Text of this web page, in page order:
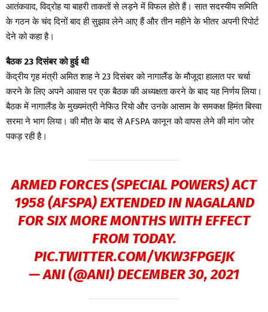
आतंकवाद, विद्रोह या बाहरी ताकतों से लड़ने में विफल होते हैं। सात सदस्यीय समिति
के गठन के चंद दिनों बाद ही सुझाव लेने आए हैं और तीन महीने के भीतर अपनी रिपोर्ट
देने को कहा है।
बैठक 23 दिसंबर को हुई थी
केंद्रीय गृह मंत्री अमित शाह ने 23 दिसंबर को नागालैंड के मौजूदा हालात पर चर्चा
करने के लिए अपने आवास पर एक बैठक की अध्यक्षता करने के बाद यह निर्णय लिया।
बैठक में नागालैंड के मुख्यमंत्री नेफिउ रियो और उनके आसाम के समकक्ष हिमंत बिस्वा
सरमा ने भाग लिया। की मौत के बाद से AFSPA कानून को वापस लेने की मांग जोर
पकड़ रही है।
ARMED FORCES (SPECIAL POWERS) ACT
1958 (AFSPA) EXTENDED IN NAGALAND
FOR SIX MORE MONTHS WITH EFFECT
FROM TODAY.
PIC.TWITTER.COM/VKW3FPGEJK
— ANI (@ANI)DECEMBER 30, 2021